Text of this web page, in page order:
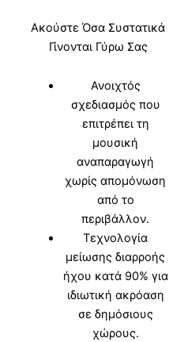
Ακούστε Όσα Συστατικά
Γίνονται Γύρω Σας
Ανοιχτός
σχεδιασμός που
επιτρέπει τη
μουσική
αναπαραγωγή
χωρίς απομόνωση
από το
περιβάλλον.
Τεχνολογία
μείωσης διαρροής
ήχου κατά 90% για
ιδιωτική ακρόαση
σε δημόσιους
χώρους.